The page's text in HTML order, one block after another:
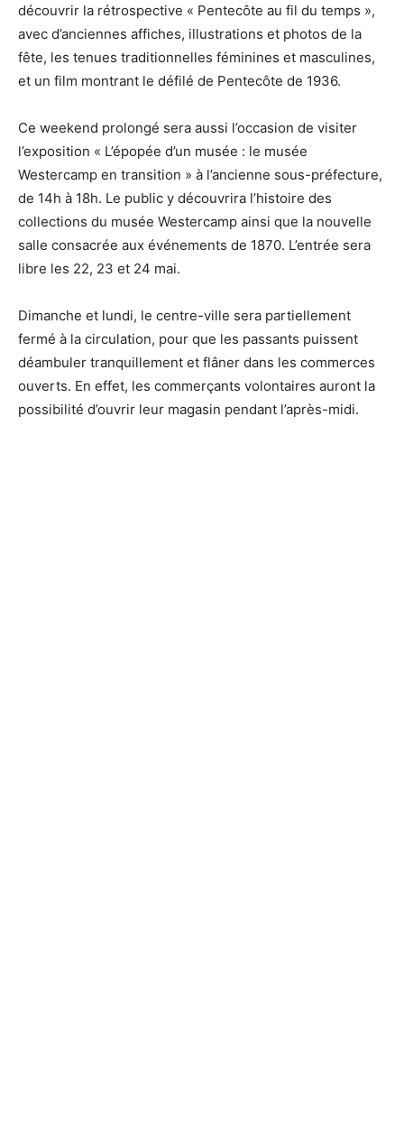
découvrir la rétrospective « Pentecôte au fil du temps »,
avec d’anciennes affiches, illustrations et photos de la
fête, les tenues traditionnelles féminines et masculines,
et un film montrant le défilé de Pentecôte de 1936.
Ce weekend prolongé sera aussi l’occasion de visiter
l’exposition « L’épopée d’un musée : le musée
Westercamp en transition » à l’ancienne sous-préfecture,
de 14h à 18h. Le public y découvrira l’histoire des
collections du musée Westercamp ainsi que la nouvelle
salle consacrée aux événements de 1870. L’entrée sera
libre les 22, 23 et 24 mai.
Dimanche et lundi, le centre-ville sera partiellement
fermé à la circulation, pour que les passants puissent
déambuler tranquillement et flâner dans les commerces
ouverts. En effet, les commerçants volontaires auront la
possibilité d’ouvrir leur magasin pendant l’après-midi.